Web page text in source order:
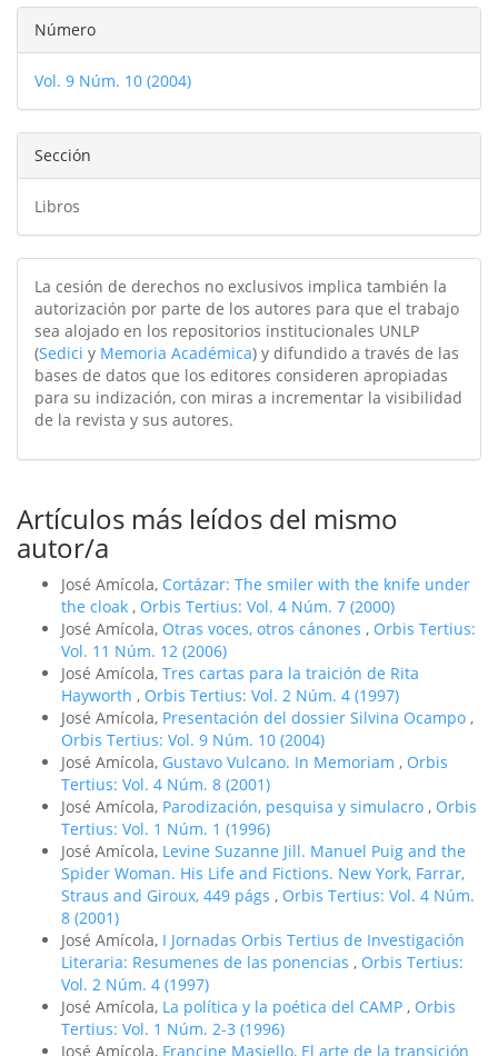
Detalles
del
artículo
Número
Vol. 9 Núm. 10 (2004)
Sección
Libros
La cesión de derechos no exclusivos implica también la
autorización por parte de los autores para que el trabajo
sea alojado en los repositorios institucionales UNLP
(Sedici y Memoria Académica) y difundido a través de las
bases de datos que los editores consideren apropiadas
para su indización, con miras a incrementar la visibilidad
de la revista y sus autores.
Artículos más leídos del mismo
autor/a
José Amícola, Cortázar: The smiler with the knife under
the cloak , Orbis Tertius: Vol. 4 Núm. 7 (2000)
José Amícola, Otras voces, otros cánones , Orbis Tertius:
Vol. 11 Núm. 12 (2006)
José Amícola, Tres cartas para la traición de Rita
Hayworth , Orbis Tertius: Vol. 2 Núm. 4 (1997)
José Amícola, Presentación del dossier Silvina Ocampo ,
Orbis Tertius: Vol. 9 Núm. 10 (2004)
José Amícola, Gustavo Vulcano. In Memoriam , Orbis
Tertius: Vol. 4 Núm. 8 (2001)
José Amícola, Parodización, pesquisa y simulacro , Orbis
Tertius: Vol. 1 Núm. 1 (1996)
José Amícola, Levine Suzanne Jill. Manuel Puig and the
Spider Woman. His Life and Fictions. New York, Farrar,
Straus and Giroux, 449 págs , Orbis Tertius: Vol. 4 Núm.
8 (2001)
José Amícola, I Jornadas Orbis Tertius de Investigación
Literaria: Resumenes de las ponencias , Orbis Tertius:
Vol. 2 Núm. 4 (1997)
José Amícola, La polí­tica y la poética del CAMP , Orbis
Tertius: Vol. 1 Núm. 2-3 (1996)
José Amícola, Francine Masiello, El arte de la transición